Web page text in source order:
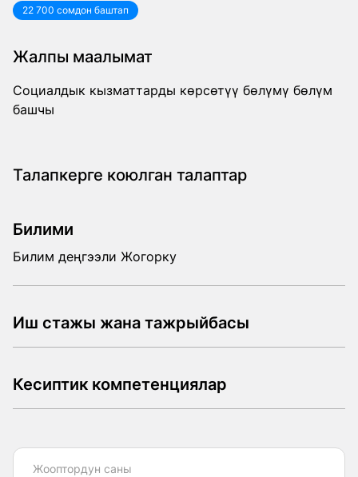
22 700 сомдон баштап
Жалпы маалымат
Социалдык кызматтарды көрсөтүү бөлүмү бөлүм
башчы
Талапкерге коюлган талаптар
Билими
Билим деңгээли Жогорку
Иш стажы жана тажрыйбасы
Билим деңгээли Жогорку ,
Кесиптик компетенциялар
Билим деңгээли Жогорку ,
Жооптордун саны